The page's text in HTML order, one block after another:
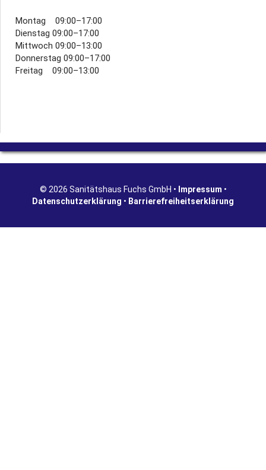
Montag 09:00–17:00
Dienstag 09:00–17:00
Mittwoch 09:00–13:00
Donnerstag 09:00–17:00
Freitag 09:00–13:00
© 2026 Sanitätshaus Fuchs GmbH • Impressum •
Datenschutzerklärung • Barrierefreiheitserklärung